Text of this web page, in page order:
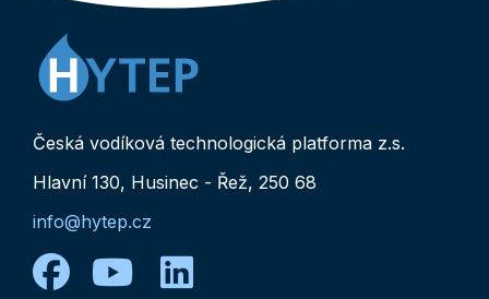
Česká vodíková technologická platforma z.s.
Hlavní 130, Husinec - Řež, 250 68
info@hytep.cz
facebook
youtube
linkedin